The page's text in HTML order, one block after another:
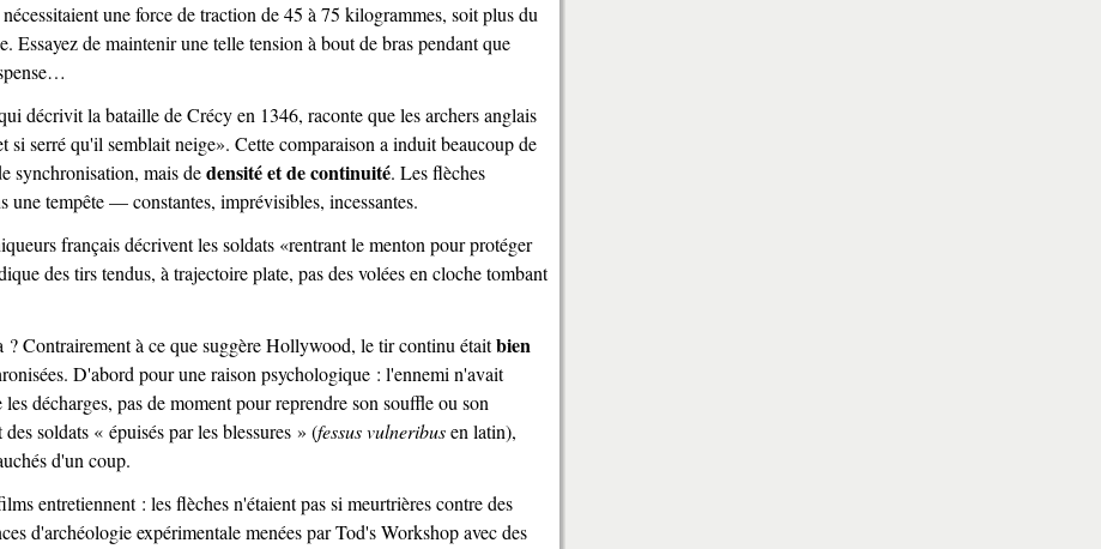
une force de traction de 45 à 75 kilogrammes, soit plus du
Essayez de maintenir une telle tension à bout de bras pendant que
si serré qu'il semblait neige . Cette comparaison a induit beaucoup de
synchronisation, mais dedensité et de continuité. Les flèches
une tempête — constantes, imprévisibles, incessantes.
français décrivent les soldats rentrant le menton pour protéger
des tirs tendus, à trajectoire plate, pas des volées en cloche tombant
? Contrairement à ce que suggère Hollywood, le tir continu étaitbien
D'abord pour une raison psychologique : l'ennemi n'avait
décharges, pas de moment pour reprendre son souffle ou son
soldats « épuisés par les blessures » (fessus vulneribusen latin),
d'un coup.
d'archéologie expérimentale menées par Tod's Workshop avec des